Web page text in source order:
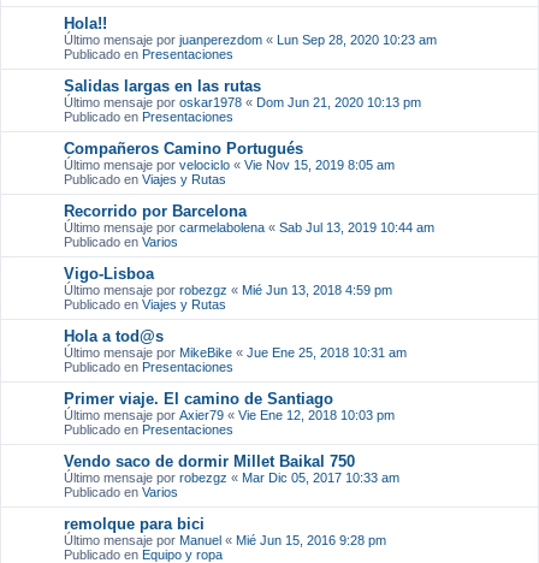
Hola!!
Último mensaje por juanperezdom « Lun Sep 28, 2020 10:23 am
Publicado en Presentaciones
Salidas largas en las rutas
Último mensaje por oskar1978 « Dom Jun 21, 2020 10:13 pm
Publicado en Presentaciones
Compañeros Camino Portugués
Último mensaje por velociclo « Vie Nov 15, 2019 8:05 am
Publicado en Viajes y Rutas
Recorrido por Barcelona
Último mensaje por carmelabolena « Sab Jul 13, 2019 10:44 am
Publicado en Varios
Vigo-Lisboa
Último mensaje por robezgz « Mié Jun 13, 2018 4:59 pm
Publicado en Viajes y Rutas
Hola a tod@s
Último mensaje por MikeBike « Jue Ene 25, 2018 10:31 am
Publicado en Presentaciones
Primer viaje. El camino de Santiago
Último mensaje por Axier79 « Vie Ene 12, 2018 10:03 pm
Publicado en Presentaciones
Vendo saco de dormir Millet Baikal 750
Último mensaje por robezgz « Mar Dic 05, 2017 10:33 am
Publicado en Varios
remolque para bici
Último mensaje por Manuel « Mié Jun 15, 2016 9:28 pm
Publicado en Equipo y ropa